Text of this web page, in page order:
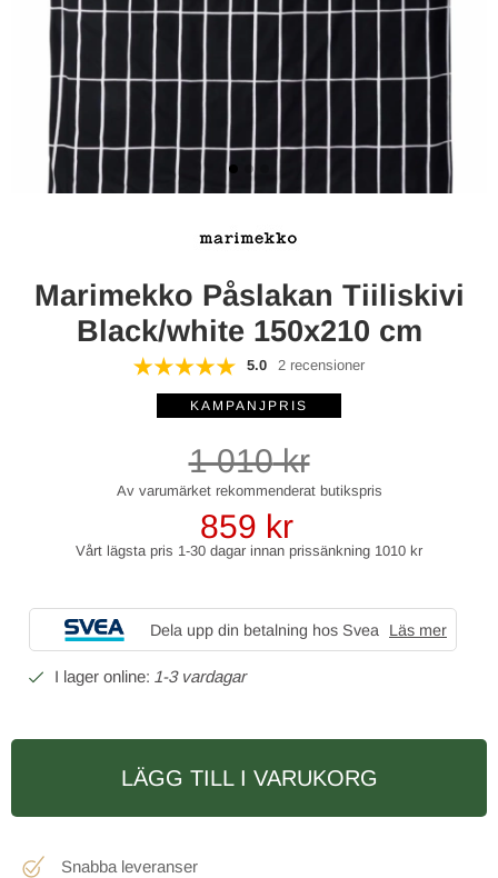
Marimekko Påslakan Tiiliskivi
Black/white 150x210 cm
5.0 2 recensioner
1 010kr
859 kr
Vårt lägsta pris 1-30 dagar innan prissänkning 1010 kr
Dela upp din betalning hos Svea Läs mer
1-3 vardagar
LÄGG TILL I VARUKORG
Snabba leveranser